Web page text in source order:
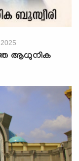
ആധുനിക